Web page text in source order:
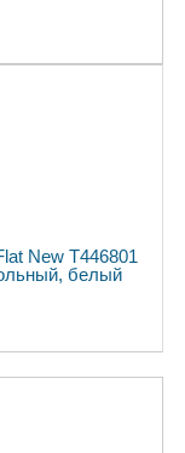
New T446801
белый